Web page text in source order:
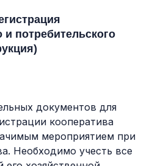
и потребительского
документов для
кооператива
мероприятием при
Необходимо учесть все